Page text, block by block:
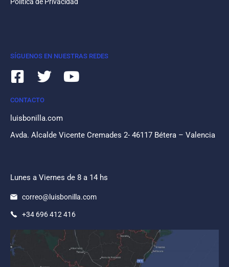
SÍGUENOS EN NUESTRAS REDES
CONTACTO
luisbonilla.com
Avda. Alcalde Vicente Cremades 2- 46117 Bétera – Valencia
Lunes a Viernes de 8 a 14 hs
correo@luisbonilla.com
+34 696 412 416